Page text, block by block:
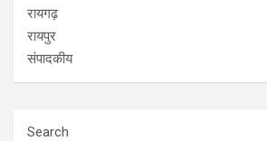
रायगढ़
रायपुर
संपादकीय
Search